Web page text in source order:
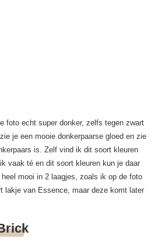
foto echt super donker, zelfs tegen zwart
je een mooie donkerpaarse gloed en zie
is. Zelf vind ik dit soort kleuren
vaak té en dit soort kleuren kun je daar
mooi in 2 laagjes, zoals ik op de foto
lakje van Essence, maar deze komt later